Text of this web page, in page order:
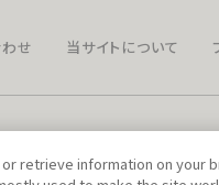
せ 当サイトについて
retrieve information on your